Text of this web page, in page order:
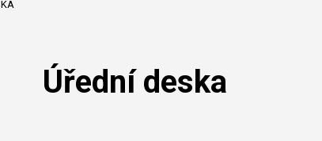
Úřední deska